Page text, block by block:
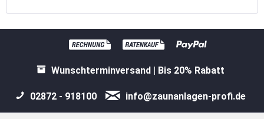
Wunschterminversand | Bis 20% Rabatt
02872 - 918100 info@zaunanlagen-profi.de